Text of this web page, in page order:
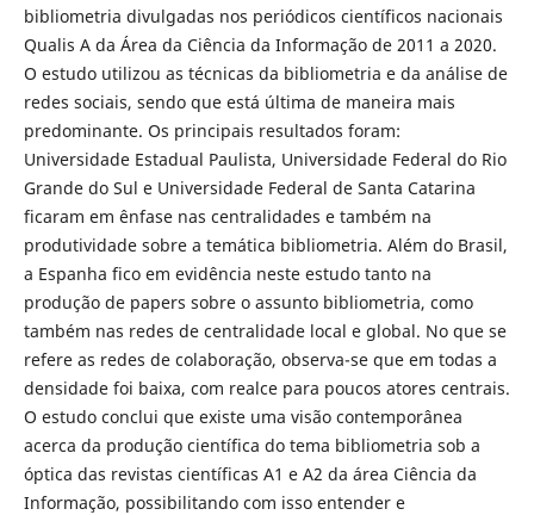
bibliometria divulgadas nos periódicos científicos nacionais
Qualis A da Área da Ciência da Informação de 2011 a 2020.
O estudo utilizou as técnicas da bibliometria e da análise de
redes sociais, sendo que está última de maneira mais
predominante. Os principais resultados foram:
Universidade Estadual Paulista, Universidade Federal do Rio
Grande do Sul e Universidade Federal de Santa Catarina
ficaram em ênfase nas centralidades e também na
produtividade sobre a temática bibliometria. Além do Brasil,
a Espanha fico em evidência neste estudo tanto na
produção de papers sobre o assunto bibliometria, como
também nas redes de centralidade local e global. No que se
refere as redes de colaboração, observa-se que em todas a
densidade foi baixa, com realce para poucos atores centrais.
O estudo conclui que existe uma visão contemporânea
acerca da produção científica do tema bibliometria sob a
óptica das revistas científicas A1 e A2 da área Ciência da
Informação, possibilitando com isso entender e